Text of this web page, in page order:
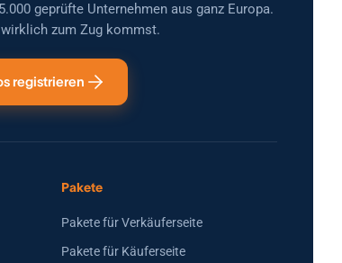
geprüfte Unternehmen aus ganz Europa.
zum Zug kommst.
registrieren
Pakete
Pakete für Verkäuferseite
Pakete für Käuferseite